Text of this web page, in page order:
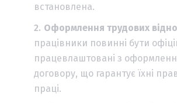
встановлена.
Оформлення трудових
працівники повинні бути
працевлаштовані з
договору, що гарантує їхні
праці.